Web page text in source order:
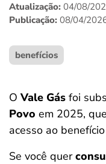
crédito fácil
últimas notícias
Atualização: 04/08/
Publicação: 08/04/
benefícios
OVale Gás foi
Povo em 2025,
acesso ao
Se você quer